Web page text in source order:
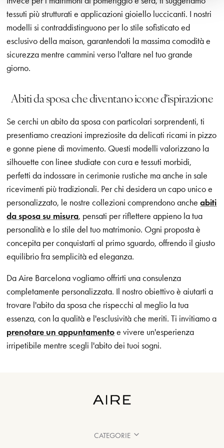
tessuti più strutturati e applicazioni gioiello luccicanti. I nostri
modelli si contraddistinguono per lo stile sofisticato ed
esclusivo della maison, garantendoti la massima comodità e
sicurezza mentre cammini verso l'altare nel tuo grande
giorno.
Abiti da sposa che diventano icone d'ispirazione
Se cerchi un abito da sposa con particolari sorprendenti, ti
presentiamo creazioni impreziosite da delicati ricami in pizzo
e gonne piene di movimento. Questi modelli valorizzano la
silhouette con linee studiate con cura e tessuti morbidi,
perfetti da indossare in cerimonie rustiche ma anche in sale
ricevimenti più tradizionali. Per chi desidera un capo unico e
personalizzato, le nostre collezioni comprendono ancheabiti
da sposa su misura, pensati per riflettere appieno la tua
personalità e lo stile del tuo matrimonio. Ogni proposta è
concepita per conquistarti al primo sguardo, offrendo il giusto
equilibrio fra semplicità ed eleganza.
Da Aire Barcelona vogliamo offrirti una consulenza
completamente personalizzata. Il nostro obiettivo è aiutarti a
trovare l'abito da sposa che rispecchi al meglio la tua
essenza, con la qualità e l'esclusività che meriti. Ti invitiamo a
prenotare un appuntamentoe vivere un'esperienza
irripetibile mentre scegli l'abito dei tuoi sogni.
CATEGORIE